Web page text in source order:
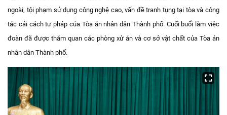
ngoài, tội phạm sử dụng công nghệ cao, vấn đề tranh tụng tại tòa và công
tác cải cách tư pháp của Tòa án nhân dân Thành phố. Cuối buổi làm việc
đoàn đã được thăm quan các phòng xử án và cơ sở vật chất của Tòa án
nhân dân Thành phố.